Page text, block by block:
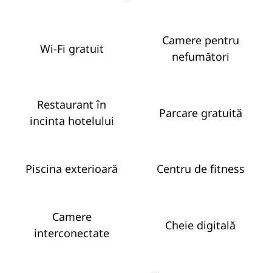
Wi-Fi gratuit
Camere pentru
nefumători
Restaurant în
incinta hotelului
Parcare gratuită
Piscina exterioară Centru de fitness
Camere
interconectate
Cheie digitală